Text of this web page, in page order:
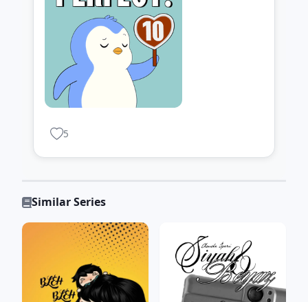
5
Similar Series